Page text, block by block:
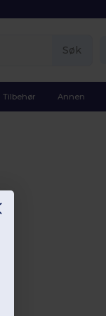
Søk
Tilbehør Annen